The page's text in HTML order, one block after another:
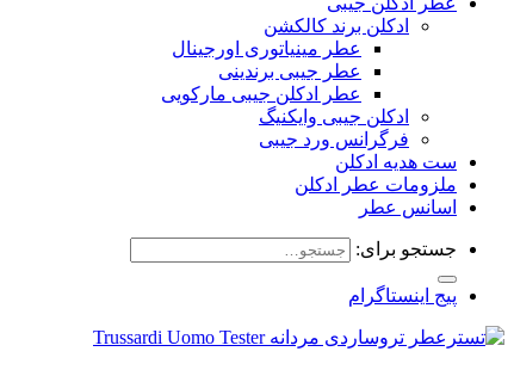
ادکلن برند کالکشن
عطر مینیاتوری اورجینال
عطر جیبی برندینی
عطر ادکلن جیبی مارکویی
ادکلن جیبی وایکنیگ
فرگرانس ورد جیبی
ست هدیه ادکلن
ملزومات عطر ادکلن
اسانس عطر
جستجو برای:
پیج اینستاگرام